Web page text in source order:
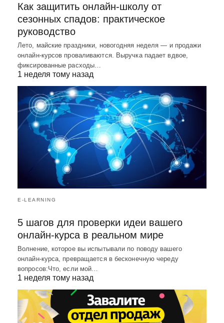
Как защитить онлайн-школу от
сезонных спадов: практическое
руководство
Лето, майские праздники, новогодняя неделя — и продажи
онлайн-курсов проваливаются. Выручка падает вдвое,
фиксированные расходы…
1 неделя тому назад
E-LEARNING
5 шагов для проверки идеи вашего
онлайн-курса в реальном мире
Волнение, которое вы испытывали по поводу вашего
онлайн-курса, превращается в бесконечную череду
вопросов:Что, если мой…
1 неделя тому назад